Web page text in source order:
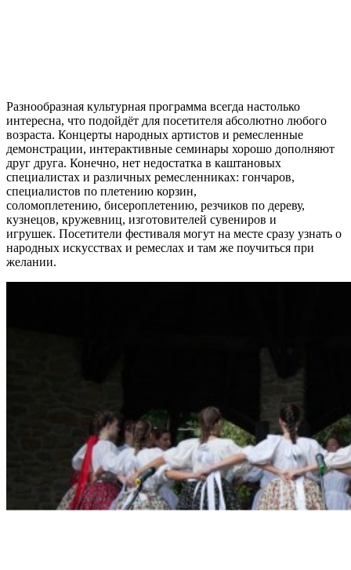
Разнообразная культурная программа всегда настолько
интересна, что подойдёт для посетителя абсолютно любого
возраста. Концерты народных артистов и ремесленные
демонстрации, интерактивные семинары хорошо дополняют
друг друга. Конечно, нет недостатка в каштановых
специалистах и различных ремесленниках: гончаров,
специалистов по плетению корзин,
соломоплетению, бисероплетению, резчиков по дереву,
кузнецов, кружевниц, изготовителей сувениров и
игрушек. Посетители фестиваля могут на месте сразу узнать о
народных искусствах и ремеслах и там же поучиться при
желании.